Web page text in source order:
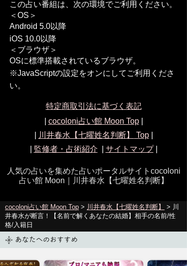
この占い番組は、次の環境でご利用ください。
＜OS＞
Android 5.0以降
iOS 10.0以降
＜ブラウザ＞
OSに標準搭載されているブラウザ。
※JavaScriptの設定をオンにしてご利用くださ
い。
特定商取引法に基づく表記
cocoloni占い館 Moon Top|
川井春水【七曜姓名判断】 Top|
監修者・占術紹介 サイトマップ|
人気の占いを集めた占いポータルサイトcocoloni
占い館 Moon｜
川井春水【七曜姓名判断】
cocoloni占い館 Moon Top > 川井春水【七曜姓名判断】
> 川
井春水が断言！【名前で解くあなたの結婚】相手の名前/性
格/入籍日
あなたへのおすすめ